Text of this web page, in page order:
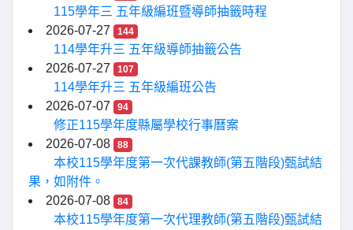
115學年三 五年級編班暨導師抽籤時程
2026-07-27
144
114學年升三 五年級導師抽籤公告
2026-07-27
107
114學年升三 五年級編班公告
2026-07-07
94
修正115學年度縣屬學校行事曆案
2026-07-08
88
本校115學年度第一次代課教師(第五階段)甄試結
果，如附件。
2026-07-08
84
本校115學年度第一次代理教師(第五階段)甄試結